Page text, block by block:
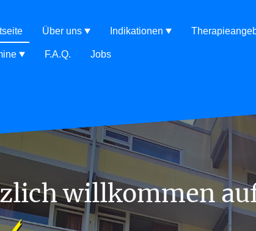
Über uns Indikationen
F.A.Q. Jobs
willkommen